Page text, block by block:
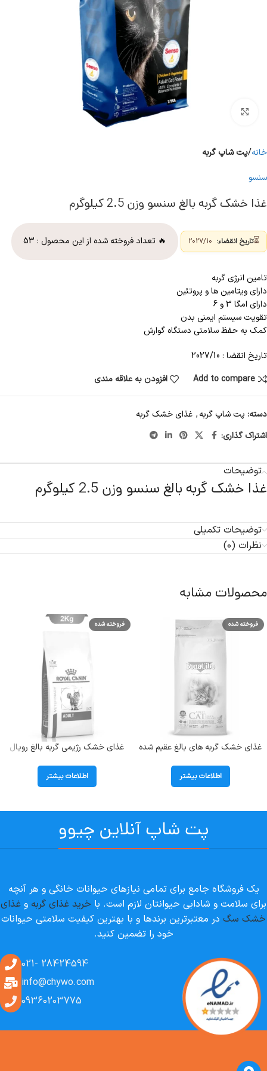
برای بزرگنمایی کلیک کنید
خانه پت شاپ گربه
سنسو
غذا خشک گربه بالغ سنسو وزن 2.5 کیلوگرم
⏳تاریخ انقضاء: 🔥 تعداد فروخته شده از این محصول : 53
تامین انرژی گربه
دارای ویتامین ها و پروتئین
دارای امگا 3 و 6
تقویت سیستم ایمنی بدن
کمک به حفظ سلامتی دستگاه گوارش
تاریخ انقضا : 2027/10
Add to compare
افزودن به علاقه مندی
دسته: پت شاپ گربه, غذای خشک گربه
اشتراک گذاری:
توضیحات
غذا خشک گربه بالغ سنسو وزن 2.5 کیلوگرم
توضیحات تکمیلی
نظرات (0)
محصولات مشابه
فروخته شده
غذای خشک گربه های بالغ عقیم شده
اطلاعات بیشتر
فروخته شده
غذای خشک رژیمی گربه بالغ رویال
اطلاعات بیشتر
پت شاپ آنلاین چیوو
یک فروشگاه جامع برای تمامی نیازهای حیوانات خانگی و هر آنچه
برای سلامت و شادابی حیوانتان لازم است. با خرید غذای گربه و غذای
خشک سگ در معتبرترین برندها و با بهترین کیفیت سلامتی حیوانات
خود را تضمین کنید.
28424594 -021
info@chywo.com
09360203775